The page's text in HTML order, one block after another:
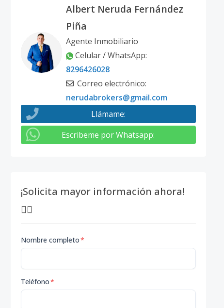
Albert Neruda Fernández
Piña
Agente Inmobiliario
Celular / WhatsApp:
8296426028
Correo electrónico:
nerudabrokers@gmail.com
Llámame:
Escribeme por Whatsapp:
¡Solicita mayor información ahora!
👇🏽
Nombre completo*
Teléfono*